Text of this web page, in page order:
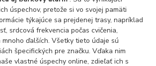
úspechov, pretože si vo svojej pamäti
týkajúce sa prejdenej trasy, napríklad
srdcová frekvencia počas cvičenia,
mnoho ďalších. Všetky tieto údaje sú
špecifických pre značku. Vďaka nim
vlastné úspechy online, zdieľať ich s